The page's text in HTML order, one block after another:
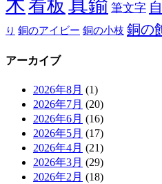
木看板 真鍮 筆文字
り 銅のアイビー 銅の小枝 銅の
アーカイブ
2026年8月 (1)
2026年7月 (20)
2026年6月 (16)
2026年5月 (17)
2026年4月 (21)
2026年3月 (29)
2026年2月 (18)